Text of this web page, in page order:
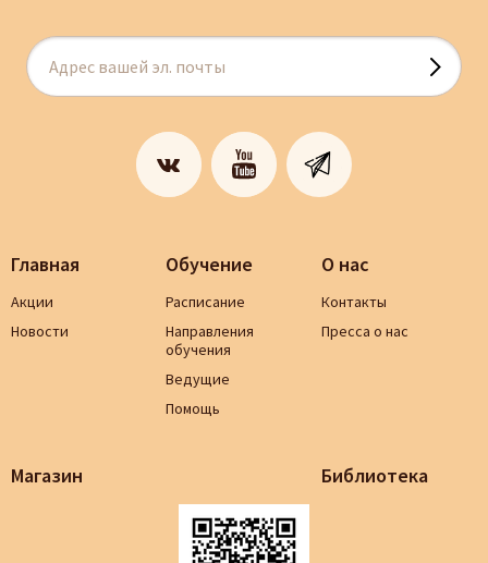
Главная
Акции
Новости
Обучение
Расписание
Направления
обучения
Ведущие
Помощь
О нас
Контакты
Пресса о нас
Магазин Библиотека